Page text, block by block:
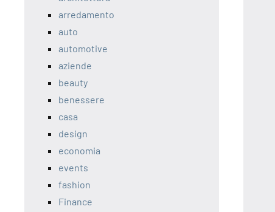
arredamento
auto
automotive
aziende
beauty
benessere
casa
design
economia
events
fashion
Finance